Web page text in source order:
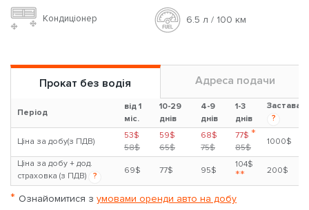
Кондиціонер 6.5 л / 100 км
Прокат без водія Адреса подачи
Період
від 1
міс.
10-29
днів
4-9
днів
1-3
днів
Застава
?
Ціна за добу(з ПДВ)
53$
58$
59$
65$
68$
75$
77$ *
85$
1000$
Ціна за добу + дод.
страховка (з ПДВ)
?
69$ 77$ 95$
104$
** 200$
* Ознайомитися з умовами оренди авто на добу